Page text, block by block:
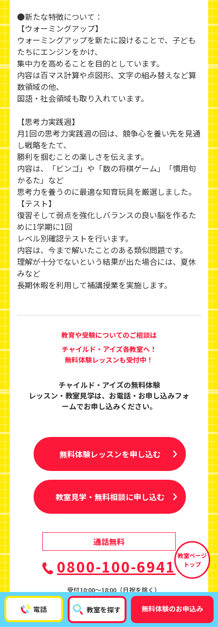
電話 教室を探す 無料体験のお申込み
●新たな特徴について：
【ウォーミングアップ】
ウォーミングアップを新たに設けることで、子ども
たちにエンジンをかけ、
集中力を高めることを目的としています。
内容は百マス計算や点図形、文字の組み替えなど算
数領域の他、
国語・社会領域も取り入れています。
【思考力実践週】
月1回の思考力実践週の回は、競争心を養い先を見通
し戦略をたて、
勝利を掴むことの楽しさを伝えます。
内容は、「ビンゴ」や「数の将棋ゲーム」「慣用句
かるた」など
思考力を養うのに最適な知育玩具を厳選しました。
【テスト】
復習そして弱点を強化しバランスの良い脳を作るた
めに1学期に1回
レベル別確認テストを行います。
内容は、今まで解いたことのある類似問題です。
理解が十分でないという結果が出た場合には、夏休
みなど
長期休暇を利用して補講授業を実施します。
教育や受験についてのご相談は
チャイルド・アイズ各教室へ！
無料体験レッスンも受付中！
チャイルド・アイズの無料体験
レッスン・教室見学は、 お電話・お申し込みフォ
ームでお申し込みください。
無料体験レッスンを申し込む
教室見学・無料相談に申し込む
通話無料
0800-100-6941
受付10:00〜18:00（日祝を除く）
教室ページ
トップ